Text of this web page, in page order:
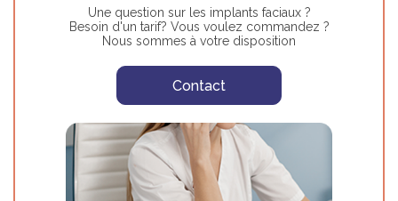
Une question sur les implants faciaux ?
Besoin d'un tarif? Vous voulez commandez ?
Nous sommes à votre disposition
Contact